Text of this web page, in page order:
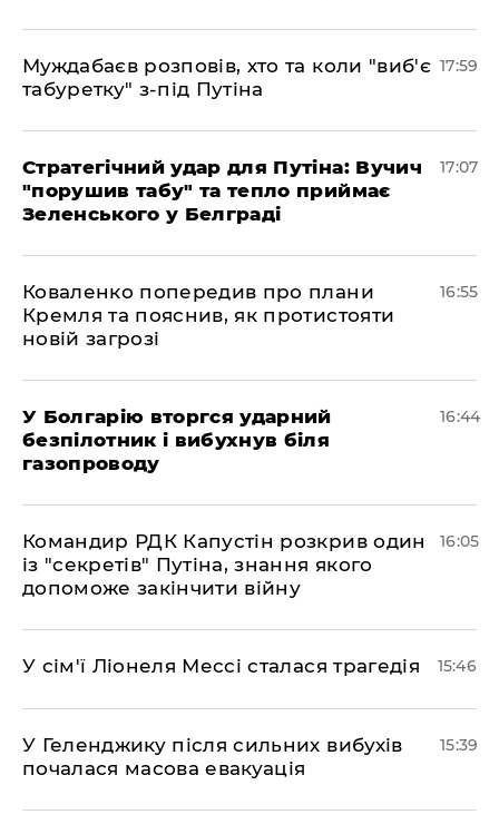
Муждабаєв розповів, хто та коли "виб'є
табуретку" з-під Путіна
17:59
Стратегічний удар для Путіна: Вучич
"порушив табу" та тепло приймає
Зеленського у Белграді
17:07
Коваленко попередив про плани
Кремля та пояснив, як протистояти
новій загрозі
16:55
У Болгарію вторгся ударний
безпілотник і вибухнув біля
газопроводу
16:44
Командир РДК Капустін розкрив один
із "секретів" Путіна, знання якого
допоможе закінчити війну
16:05
У сім'ї Ліонеля Мессі сталася трагедія 15:46
У Геленджику після сильних вибухів
почалася масова евакуація
15:39